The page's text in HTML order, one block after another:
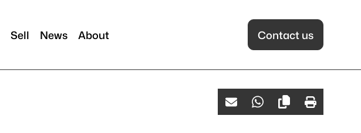
Sell News About Contact us